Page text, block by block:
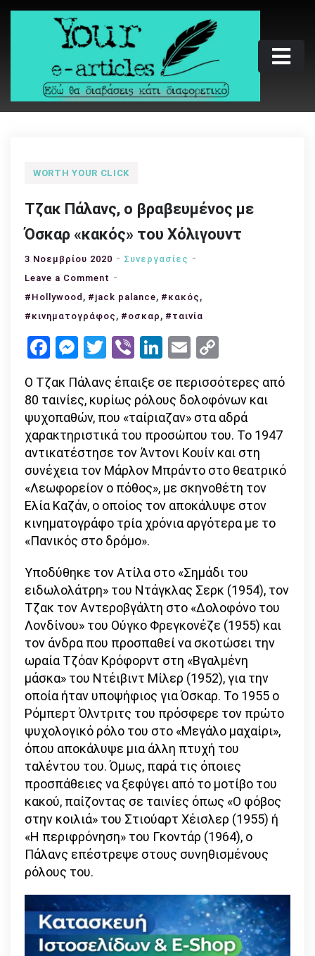
Skip
Your e-articles
Εδώ θα διαβάσεις κάτι διαφορετικό
WORTH YOUR CLICK
Τζακ Πάλανς, ο βραβευμένος με
Όσκαρ «κακός» του Χόλιγουντ
3 Νοεμβρίου 2020
Συνεργασίες
Leave a Comment on
Τζακ
Πάλανς,
βραβευμένος
Όσκαρ
«κακός»
του
Χόλιγουντ
#Hollywood , #jack palance, #κακός ,
#κινηματογράφος , #οσκαρ , #ταινία
Facebook
Messenger
Twitter
ViberLinkedIn
Email
Link
Ο Τζακ Πάλανς έπαιξε σε περισσότερες από
80 ταινίες, κυρίως ρόλους δολοφόνων και
ψυχοπαθών, που «ταίριαζαν» στα αδρά
χαρακτηριστικά του προσώπου του. Το 1947
αντικατέστησε τον Άντονι Κουίν και στη
συνέχεια τον Μάρλον Μπράντο στο θεατρικό
«Λεωφορείον ο πόθος», με σκηνοθέτη τον
Ελία Καζάν, ο οποίος τον αποκάλυψε στον
κινηματογράφο τρία χρόνια αργότερα με το
«Πανικός στο δρόμο».
Υποδύθηκε τον Ατίλα στο «Σημάδι του
ειδωλολάτρη» του Ντάγκλας Σερκ (1954), τον
Τζακ τον Αντεροβγάλτη στο «Δολοφόνο του
Λονδίνου» του Ούγκο Φρεγκονέζε (1955) και
τον άνδρα που προσπαθεί να σκοτώσει την
ωραία Τζόαν Κρόφορντ στη «Βγαλμένη
μάσκα» του Ντέιβιντ Μίλερ (1952), για την
οποία ήταν υποψήφιος για Όσκαρ. Το 1955 ο
Ρόμπερτ Όλντριτς του πρόσφερε τον πρώτο
ψυχολογικό ρόλο του στο «Μεγάλο μαχαίρι»,
όπου αποκάλυψε μια άλλη πτυχή του
ταλέντου του. Όμως, παρά τις όποιες
προσπάθειες να ξεφύγει από το μοτίβο του
κακού, παίζοντας σε ταινίες όπως «Ο φόβος
στην κοιλιά» του Στιούαρτ Χέισλερ (1955) ή
«Η περιφρόνηση» του Γκοντάρ (1964), ο
Πάλανς επέστρεψε στους συνηθισμένους
ρόλους του.